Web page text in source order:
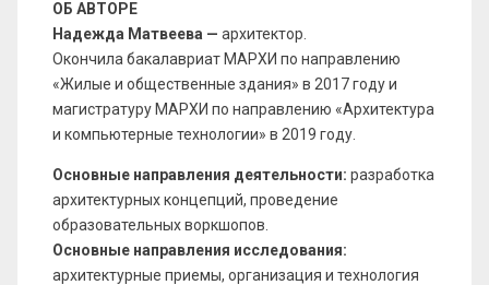
ОБ АВТОРЕ
Надежда Матвеева — архитектор.
Окончила бакалавриат МАРХИ по направлению
«‎Жилые и общественные здания» в 2017 году и
магистратуру МАРХИ по направлению «‎Архитектура
и компьютерные технологии» в 2019 году.
Основные направления деятельности: разработка
архитектурных концепций, проведение
образовательных воркшопов.
Основные направления исследования:
архитектурные приемы, организация и технология